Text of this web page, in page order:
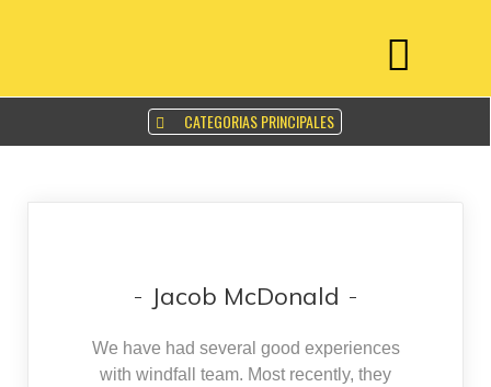
CATEGORIAS PRINCIPALES
Jacob McDonald
We have had several good experiences
with windfall team. Most recently, they